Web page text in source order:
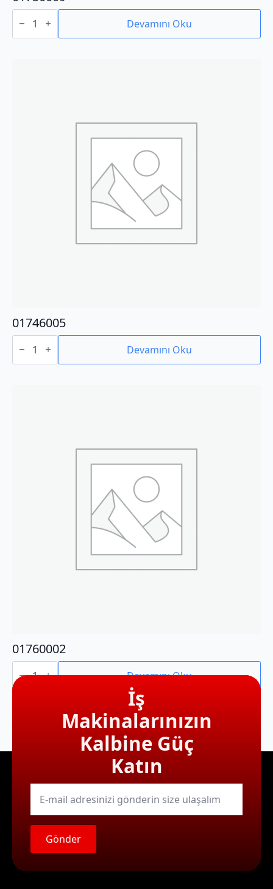
01750009
adet Devamını Oku
01746005
01746005
adet Devamını Oku
01760002
01760002
adet Devamını Oku
İş
Makinalarınızın
Kalbine Güç
Katın
E-
mail
Gönder